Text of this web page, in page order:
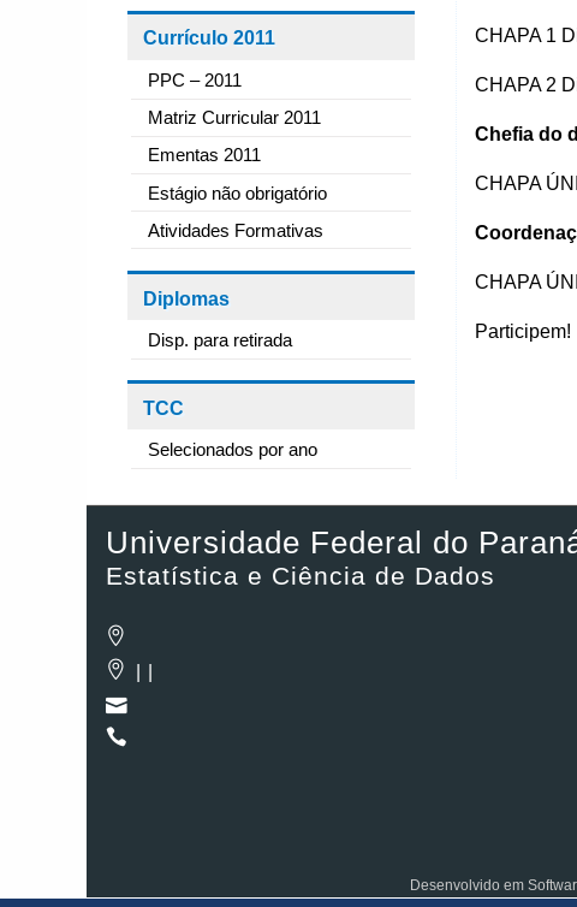
Currículo 2011
PPC – 2011
Matriz Curricular 2011
Ementas 2011
Estágio não obrigatório
Atividades Formativas
Diplomas
Disp. para retirada
TCC
Selecionados por ano
CHAPA 1
CHAPA 2
Chefia do
CHAPA
CHAPA
Participem!
Universidade Federal do
Estatística e Ciência de Dados
Desenvolvido em